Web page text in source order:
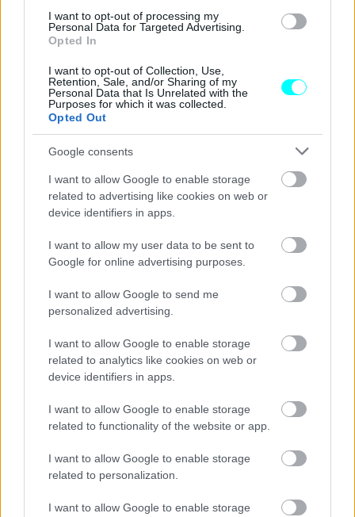
I want to opt-out of processing my
Personal Data for Targeted Advertising.
Opted In
I want to opt-out of Collection, Use,
Retention, Sale, and/or Sharing of my
Personal Data that Is Unrelated with the
Purposes for which it was collected.
Opted Out
Google consents
I want to allow Google to enable storage
related to advertising like cookies on web or
device identifiers in apps.
I want to allow my user data to be sent to
Google for online advertising purposes.
I want to allow Google to send me
personalized advertising.
I want to allow Google to enable storage
related to analytics like cookies on web or
device identifiers in apps.
I want to allow Google to enable storage
related to functionality of the website or app.
I want to allow Google to enable storage
related to personalization.
I want to allow Google to enable storage
Πώς με ένα ΚΛΙΚ μπορείς να δεις
σου;
CAR & MOTOR TEAM
θα τα βάλεις με ένα κλικ στο κινητό σου